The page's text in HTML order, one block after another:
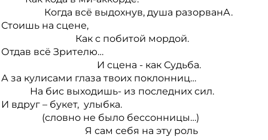
Когда всё выдохнув, душа разорванА.
Стоишь на сцене,
Как с побитой мордой.
Отдав всё Зрителю…
И сцена - как Судьба.
А за кулисами глаза твоих поклонниц…
На бис выходишь- из последних сил.
И вдруг – букет, улыбка.
(словно не было бессонницы…)
Я сам себя на эту роль